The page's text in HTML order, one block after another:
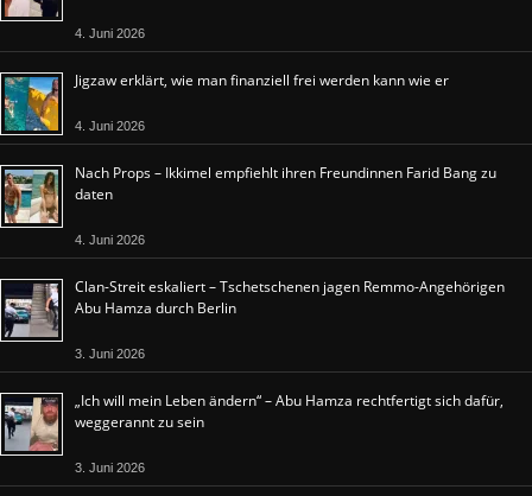
4. Juni 2026
Jigzaw erklärt, wie man finanziell frei werden kann wie er
4. Juni 2026
Nach Props – Ikkimel empfiehlt ihren Freundinnen Farid Bang zu
daten
4. Juni 2026
Clan-Streit eskaliert – Tschetschenen jagen Remmo-Angehörigen
Abu Hamza durch Berlin
3. Juni 2026
„Ich will mein Leben ändern“ – Abu Hamza rechtfertigt sich dafür,
weggerannt zu sein
3. Juni 2026